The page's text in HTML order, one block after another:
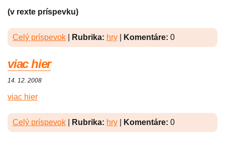
(v rexte príspevku)
Celý príspevok Rubrika: hry Komentáre: 0
viac hier
14. 12. 2008
viac hier
Celý príspevok Rubrika: hry Komentáre: 0